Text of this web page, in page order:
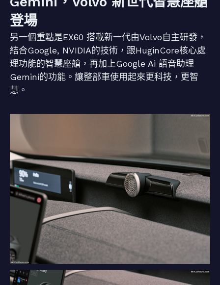
登場
另一個重點是EX60 搭載新一代由Volvo自主研發，
結合Google, NVIDIA的技術，跟HuginCore核心處
理功能的智慧座艙，再加上Google Ai 語音助理
Gemini的功能。讓整部車使用起來更科技，更智
慧。